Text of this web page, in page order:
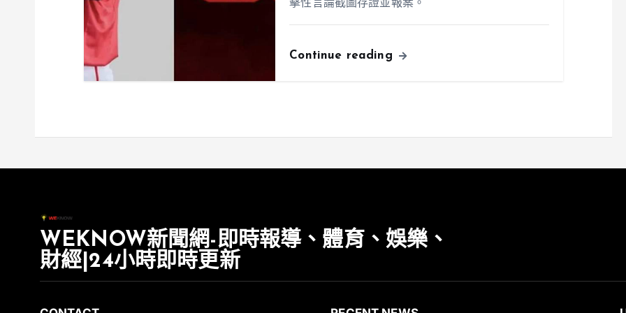
擊性言論截圖存證並報案。
Continue reading
WEKNOW新聞網-即時報導、體育、娛樂、
財經|24小時即時更新